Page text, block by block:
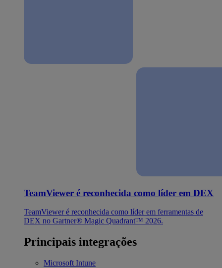
TeamViewer é reconhecida como líder em DEX
TeamViewer é reconhecida como líder em ferramentas de
DEX no Gartner® Magic Quadrant™ 2026.
Principais integrações
Microsoft Intune